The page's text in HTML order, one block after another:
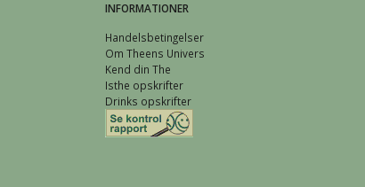
INFORMATIONER
Handelsbetingelser
Om Theens Univers
Kend din The
Isthe opskrifter
Drinks opskrifter